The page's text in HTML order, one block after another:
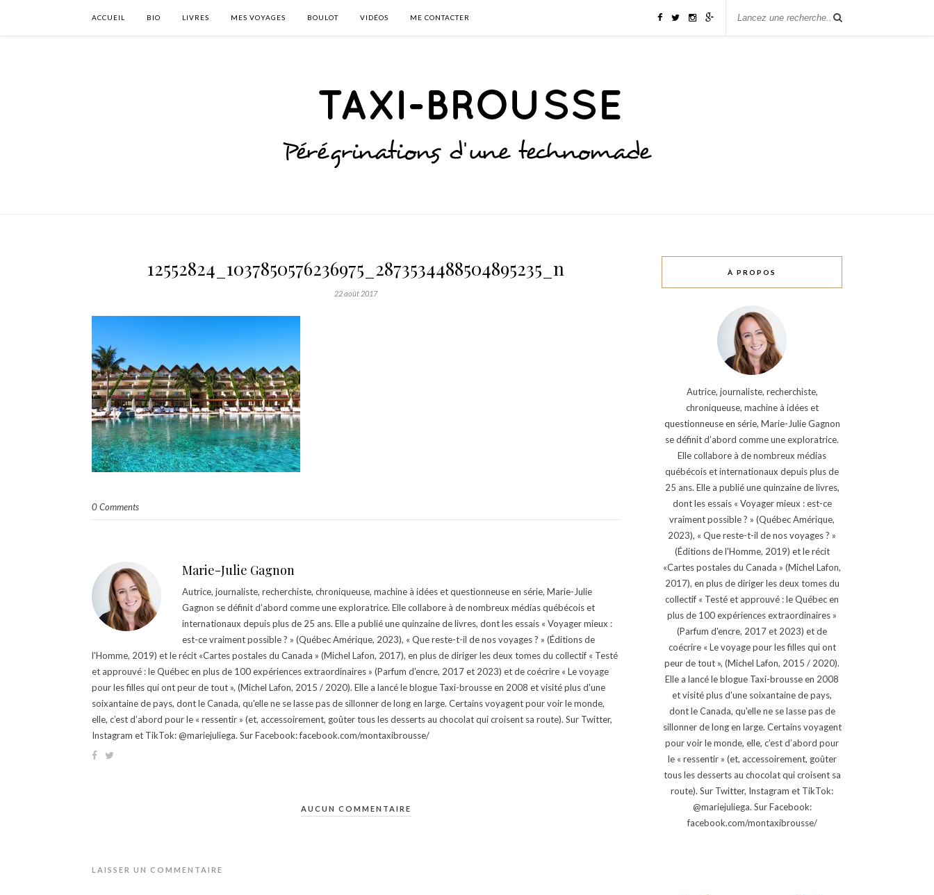
ACCUEIL BIO LIVRES MES VOYAGES BOULOT VIDÉOS ME CONTACTER
12552824_1037850576236975_2873534488504895235_n
22 août 2017
0 Comments
Marie-Julie Gagnon
Autrice, journaliste, recherchiste, chroniqueuse, machine à idées et questionneuse en série, Marie-Julie
Gagnon se définit d’abord comme une exploratrice. Elle collabore à de nombreux médias québécois et
internationaux depuis plus de 25 ans. Elle a publié une quinzaine de livres, dont les essais « Voyager mieux :
est-ce vraiment possible ? » (Québec Amérique, 2023), « Que reste-t-il de nos voyages ? » (Éditions de
l'Homme, 2019) et le récit «Cartes postales du Canada » (Michel Lafon, 2017), en plus de diriger les deux tomes du collectif « Testé
et approuvé : le Québec en plus de 100 expériences extraordinaires » (Parfum d'encre, 2017 et 2023) et de coécrire « Le voyage
pour les filles qui ont peur de tout », (Michel Lafon, 2015 / 2020). Elle a lancé le blogue Taxi-brousse en 2008 et visité plus d'une
soixantaine de pays, dont le Canada, qu'elle ne se lasse pas de sillonner de long en large. Certains voyagent pour voir le monde,
elle, c’est d’abord pour le « ressentir » (et, accessoirement, goûter tous les desserts au chocolat qui croisent sa route). Sur Twitter,
Instagram et TikTok: @mariejuliega. Sur Facebook: facebook.com/montaxibrousse/
AUCUN COMMENTAIRE
LAISSER UN COMMENTAIRE
À PROPOS
Autrice, journaliste, recherchiste,
chroniqueuse, machine à idées et
questionneuse en série, Marie-Julie Gagnon
se définit d’abord comme une exploratrice.
Elle collabore à de nombreux médias
québécois et internationaux depuis plus de
25 ans. Elle a publié une quinzaine de livres,
dont les essais « Voyager mieux : est-ce
vraiment possible ? » (Québec Amérique,
2023), « Que reste-t-il de nos voyages ? »
(Éditions de l'Homme, 2019) et le récit
«Cartes postales du Canada » (Michel Lafon,
2017), en plus de diriger les deux tomes du
collectif « Testé et approuvé : le Québec en
plus de 100 expériences extraordinaires »
(Parfum d'encre, 2017 et 2023) et de
coécrire « Le voyage pour les filles qui ont
peur de tout », (Michel Lafon, 2015 / 2020).
Elle a lancé le blogue Taxi-brousse en 2008
et visité plus d'une soixantaine de pays,
dont le Canada, qu'elle ne se lasse pas de
sillonner de long en large. Certains voyagent
pour voir le monde, elle, c’est d’abord pour
le « ressentir » (et, accessoirement, goûter
tous les desserts au chocolat qui croisent sa
route). Sur Twitter, Instagram et TikTok:
@mariejuliega. Sur Facebook:
facebook.com/montaxibrousse/